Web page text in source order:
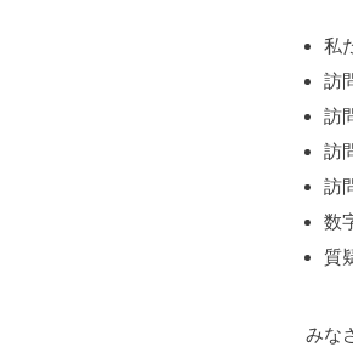
私
訪
訪
訪
訪
数
質
みな